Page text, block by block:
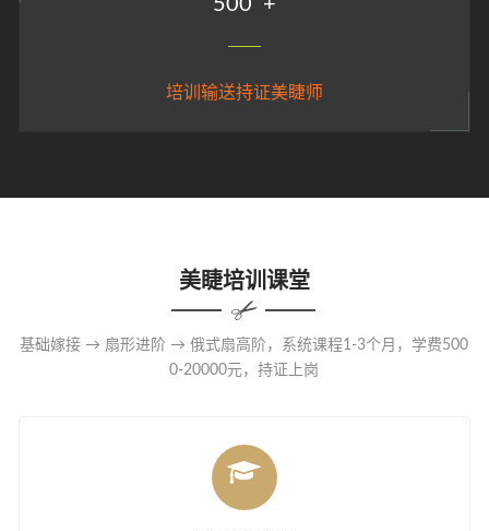
培训输送持证美睫师
美睫培训课堂
基础嫁接 → 扇形进阶 → 俄式扇高阶，系统课程1-3个月，学费500
0-20000元，持证上岗